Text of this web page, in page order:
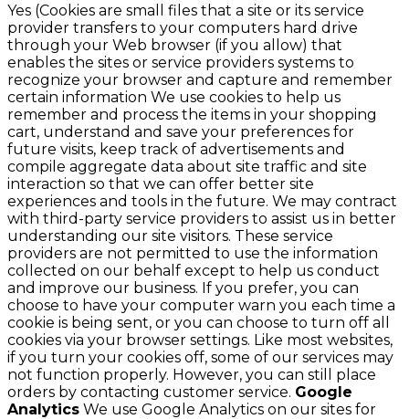
Yes (Cookies are small files that a site or its service
provider transfers to your computers hard drive
through your Web browser (if you allow) that
enables the sites or service providers systems to
recognize your browser and capture and remember
certain information We use cookies to help us
remember and process the items in your shopping
cart, understand and save your preferences for
future visits, keep track of advertisements and
compile aggregate data about site traffic and site
interaction so that we can offer better site
experiences and tools in the future. We may contract
with third-party service providers to assist us in better
understanding our site visitors. These service
providers are not permitted to use the information
collected on our behalf except to help us conduct
and improve our business. If you prefer, you can
choose to have your computer warn you each time a
cookie is being sent, or you can choose to turn off all
cookies via your browser settings. Like most websites,
if you turn your cookies off, some of our services may
not function properly. However, you can still place
orders by contacting customer service. Google
Analytics We use Google Analytics on our sites for